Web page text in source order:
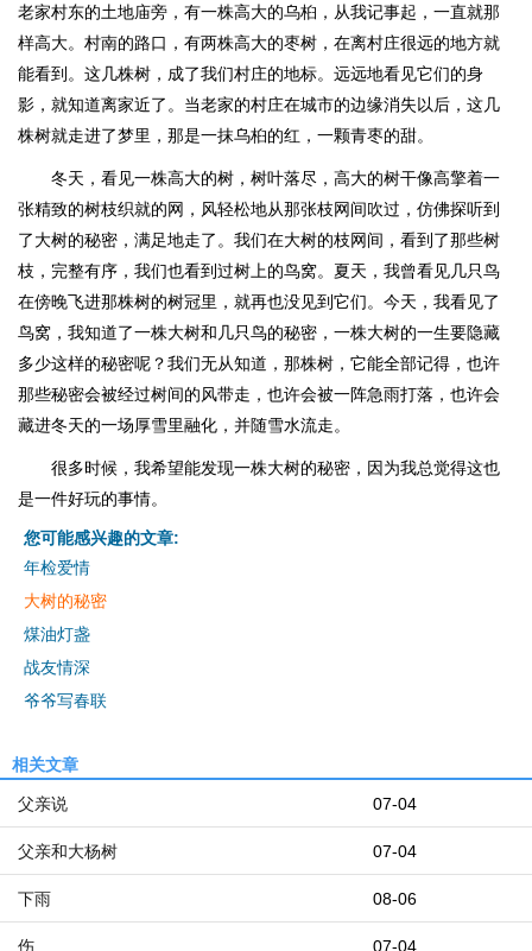
老家村东的土地庙旁，有一株高大的乌桕，从我记事起，一直就那
样高大。村南的路口，有两株高大的枣树，在离村庄很远的地方就
能看到。这几株树，成了我们村庄的地标。远远地看见它们的身
影，就知道离家近了。当老家的村庄在城市的边缘消失以后，这几
株树就走进了梦里，那是一抹乌桕的红，一颗青枣的甜。
冬天，看见一株高大的树，树叶落尽，高大的树干像高擎着一
张精致的树枝织就的网，风轻松地从那张枝网间吹过，仿佛探听到
了大树的秘密，满足地走了。我们在大树的枝网间，看到了那些树
枝，完整有序，我们也看到过树上的鸟窝。夏天，我曾看见几只鸟
在傍晚飞进那株树的树冠里，就再也没见到它们。今天，我看见了
鸟窝，我知道了一株大树和几只鸟的秘密，一株大树的一生要隐藏
多少这样的秘密呢？我们无从知道，那株树，它能全部记得，也许
那些秘密会被经过树间的风带走，也许会被一阵急雨打落，也许会
藏进冬天的一场厚雪里融化，并随雪水流走。
很多时候，我希望能发现一株大树的秘密，因为我总觉得这也
是一件好玩的事情。
您可能感兴趣的文章:
年检爱情
大树的秘密
煤油灯盏
战友情深
爷爷写春联
相关文章
07-04
父亲说
07-04
父亲和大杨树
08-06
下雨
07-04
伤